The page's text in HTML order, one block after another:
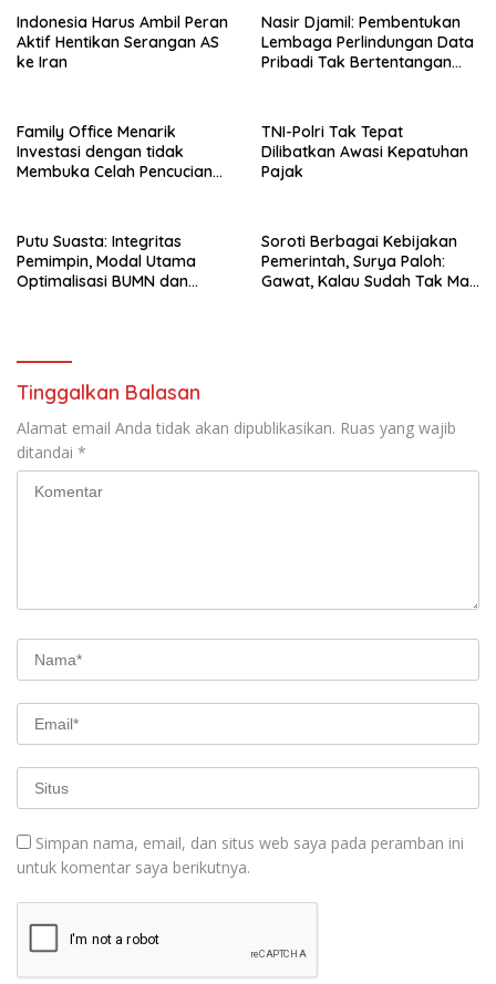
Indonesia Harus Ambil Peran
Aktif Hentikan Serangan AS
ke Iran
Nasir Djamil: Pembentukan
Lembaga Perlindungan Data
Pribadi Tak Bertentangan
Family Office Menarik
Investasi dengan tidak
Membuka Celah Pencucian
TNI-Polri Tak Tepat
Dilibatkan Awasi Kepatuhan
Pajak
Putu Suasta: Integritas
Pemimpin, Modal Utama
Optimalisasi BUMN dan
Soroti Berbagai Kebijakan
Pemerintah, Surya Paloh:
Gawat, Kalau Sudah Tak Mau
Tinggalkan Balasan
Alamat email Anda tidak akan dipublikasikan. Ruas yang wajib
ditandai *
Simpan nama, email, dan situs web saya pada peramban ini
untuk komentar saya berikutnya.